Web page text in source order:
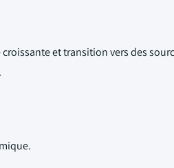
et transition vers des